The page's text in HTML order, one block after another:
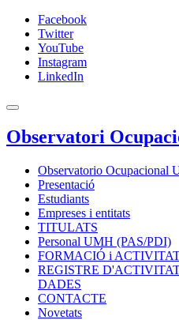
Facebook
Twitter
YouTube
Instagram
LinkedIn
Observatori
Observatorio Ocupacional
Presentació
Estudiants
Empreses i entitats
TITULATS
Personal UMH (PAS/PDI)
FORMACIÓ i
REGISTRE
DADES
CONTACTE
Novetats